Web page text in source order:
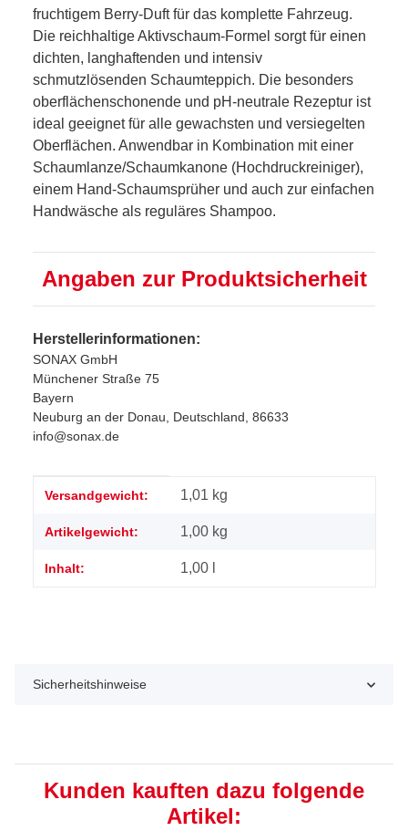
fruchtigem Berry-Duft für das komplette Fahrzeug.
Die reichhaltige Aktivschaum-Formel sorgt für einen
dichten, langhaftenden und intensiv
schmutzlösenden Schaumteppich. Die besonders
oberflächenschonende und pH-neutrale Rezeptur ist
ideal geeignet für alle gewachsten und versiegelten
Oberflächen. Anwendbar in Kombination mit einer
Schaumlanze/Schaumkanone (Hochdruckreiniger),
einem Hand-Schaumsprüher und auch zur einfachen
Handwäsche als reguläres Shampoo.
Angaben zur Produktsicherheit
Herstellerinformationen:
SONAX GmbH
Münchener Straße 75
Bayern
Neuburg an der Donau, Deutschland, 86633
info@sonax.de
Produkteigenschaft
Wert
Versandgewicht: 1,01 kg
Artikelgewicht: 1,00 kg
Inhalt: 1,00 l
Sicherheitshinweise
Kunden kauften dazu folgende
Artikel: